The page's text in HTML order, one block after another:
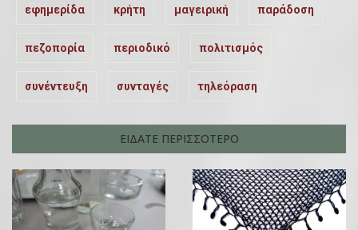
εφημερίδα κρήτη μαγειρική παράδοση
πεζοπορία περιοδικό πολιτισμός
συνέντευξη συνταγές τηλεόραση
ΕΙΔΑΤΕ ΠΕΡΙΣΣΟΤΕΡΟ